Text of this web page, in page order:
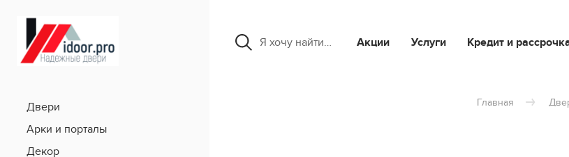
Я хочу найти… Акции Услуги Кредит и
Двери
Арки и порталы
Декор
Главная